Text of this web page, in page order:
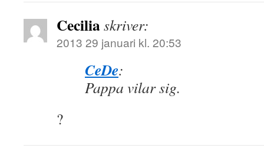
Ceciliaskriver:
2013 29 januari kl. 20:53
CeDe:
Pappa vilar sig.
?